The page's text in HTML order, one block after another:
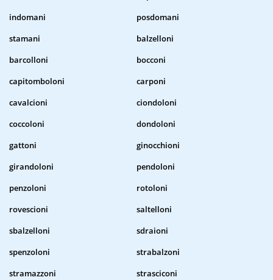
indomani
posdomani
stamani
balzelloni
barcolloni
bocconi
capitomboloni
carponi
cavalcioni
ciondoloni
coccoloni
dondoloni
gattoni
ginocchioni
girandoloni
pendoloni
penzoloni
rotoloni
rovescioni
saltelloni
sbalzelloni
sdraioni
spenzoloni
strabalzoni
stramazzoni
strasciconi